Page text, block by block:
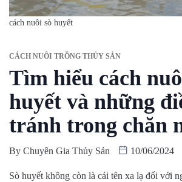
cách nuôi sò huyết
CÁCH NUÔI TRỒNG THỦY SẢN
Tìm hiểu cách
huyết và những
tránh trong chăn
By Chuyên Gia Thủy Sản 10/06/2024
Sò huyết không còn là cái tên xa lạ đối với